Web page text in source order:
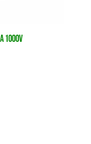
1000V